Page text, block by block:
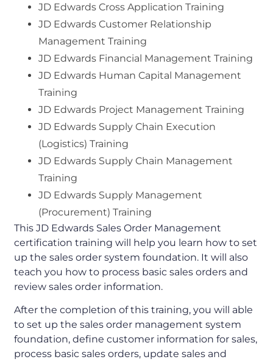
JD Edwards Cross Application Training
JD Edwards Customer Relationship
Management Training
JD Edwards Financial Management Training
JD Edwards Human Capital Management
Training
JD Edwards Project Management Training
JD Edwards Supply Chain Execution
(Logistics) Training
JD Edwards Supply Chain Management
Training
JD Edwards Supply Management
(Procurement) Training
This JD Edwards Sales Order Management
certification training will help you learn how to set
up the sales order system foundation. It will also
teach you how to process basic sales orders and
review sales order information.
After the completion of this training, you will able
to set up the sales order management system
foundation, define customer information for sales,
process basic sales orders, update sales and